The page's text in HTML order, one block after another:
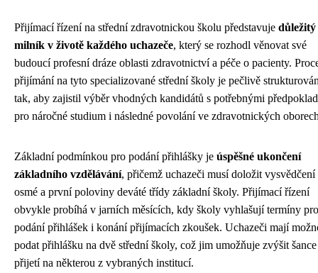
Přijímací řízení na střední zdravotnickou školu představuje důležitý
milník v životě každého uchazeče, který se rozhodl věnovat své
budoucí profesní dráze oblasti zdravotnictví a péče o pacienty.
přijímání na tyto specializované střední školy je pečlivě
tak, aby zajistil výběr vhodných kandidátů s potřebnými
pro náročné studium i následné povolání ve zdravotnických
Základní podmínkou pro podání přihlášky je úspěšné ukončení
základního vzdělávání, přičemž uchazeči musí doložit vysvědčení
osmé a první poloviny deváté třídy základní školy. Přijímací řízení
obvykle probíhá v jarních měsících, kdy školy vyhlašují termíny pro
podání přihlášek i konání přijímacích zkoušek. Uchazeči mají
podat přihlášku na dvě střední školy, což jim umožňuje zvýšit
přijetí na některou z vybraných institucí.